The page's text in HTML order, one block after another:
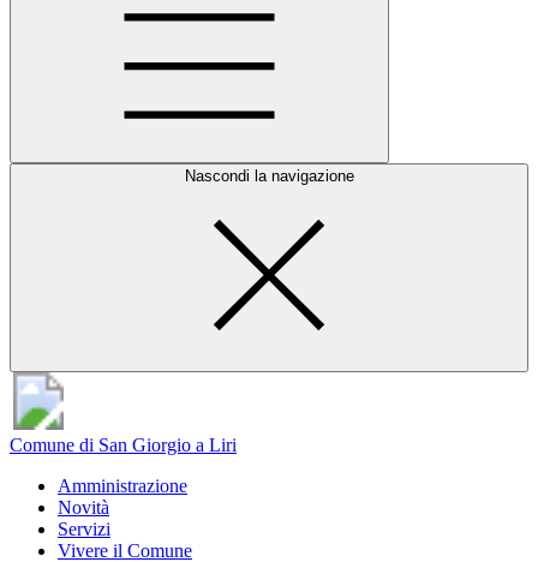
Nascondi la navigazione
Comune di San Giorgio a Liri
Amministrazione
Novità
Servizi
Vivere il Comune